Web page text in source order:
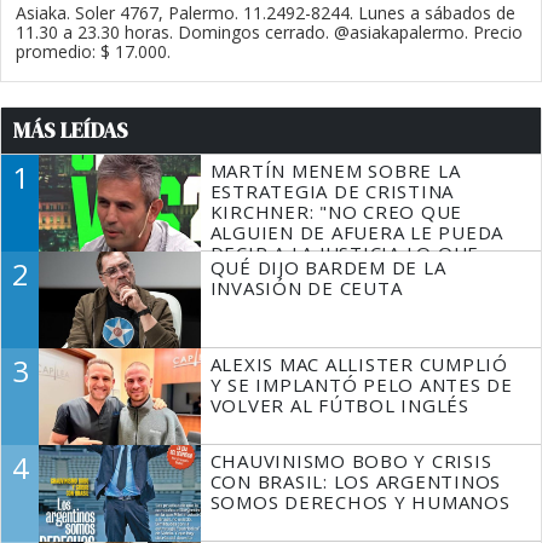
Asiaka. Soler 4767, Palermo. 11.2492-8244. Lunes a sábados de
11.30 a 23.30 horas. Domingos cerrado. @asiakapalermo. Precio
promedio: $ 17.000.
MÁS LEÍDAS
1
MARTÍN MENEM SOBRE LA
ESTRATEGIA DE CRISTINA
KIRCHNER: "NO CREO QUE
ALGUIEN DE AFUERA LE PUEDA
DECIR A LA JUSTICIA LO QUE
TIENE QUE HACER"
2
QUÉ DIJO BARDEM DE LA
INVASIÓN DE CEUTA
3
ALEXIS MAC ALLISTER CUMPLIÓ
Y SE IMPLANTÓ PELO ANTES DE
VOLVER AL FÚTBOL INGLÉS
4
CHAUVINISMO BOBO Y CRISIS
CON BRASIL: LOS ARGENTINOS
SOMOS DERECHOS Y HUMANOS